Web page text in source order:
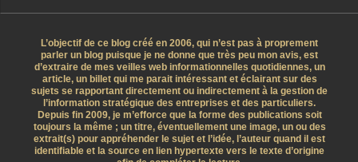
L’objectif de ce blog créé en 2006, qui n’est pas à proprement
parler un blog puisque je ne donne que très peu mon avis, est
d’extraire de mes veilles web informationnelles quotidiennes, un
article, un billet qui me parait intéressant et éclairant sur des
sujets se rapportant directement ou indirectement à la gestion de
l’information stratégique des entreprises et des particuliers.
Depuis fin 2009, je m’efforce que la forme des publications soit
toujours la même ; un titre, éventuellement une image, un ou des
extrait(s) pour appréhender le sujet et l’idée, l’auteur quand il est
identifiable et la source en lien hypertexte vers le texte d’origine